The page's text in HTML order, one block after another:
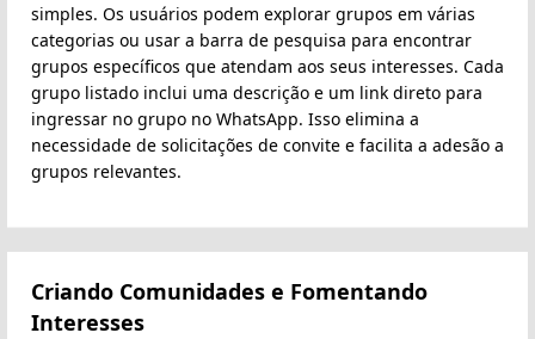
simples. Os usuários podem explorar grupos em várias
categorias ou usar a barra de pesquisa para encontrar
grupos específicos que atendam aos seus interesses. Cada
grupo listado inclui uma descrição e um link direto para
ingressar no grupo no WhatsApp. Isso elimina a
necessidade de solicitações de convite e facilita a adesão a
grupos relevantes.
Criando Comunidades e Fomentando
Interesses